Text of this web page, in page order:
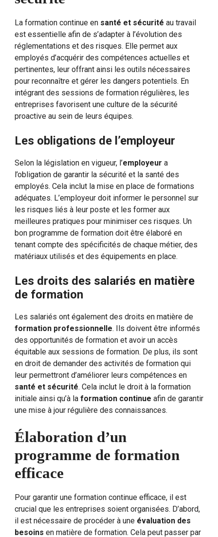
La formation continue en santé et sécurité au travail
est essentielle afin de s’adapter à l’évolution des
réglementations et des risques. Elle permet aux
employés d’acquérir des compétences actuelles et
pertinentes, leur offrant ainsi les outils nécessaires
pour reconnaître et gérer les dangers potentiels. En
intégrant des sessions de formation régulières, les
entreprises favorisent une culture de la sécurité
proactive au sein de leurs équipes.
Les obligations de l’employeur
Selon la législation en vigueur, l’employeur a
l’obligation de garantir la sécurité et la santé des
employés. Cela inclut la mise en place de formations
adéquates. L’employeur doit informer le personnel sur
les risques liés à leur poste et les former aux
meilleures pratiques pour minimiser ces risques. Un
bon programme de formation doit être élaboré en
tenant compte des spécificités de chaque métier, des
matériaux utilisés et des équipements en place.
Les droits des salariés en matière
de formation
Les salariés ont également des droits en matière de
formation professionnelle. Ils doivent être informés
des opportunités de formation et avoir un accès
équitable aux sessions de formation. De plus, ils sont
en droit de demander des activités de formation qui
leur permettront d’améliorer leurs compétences en
santé et sécurité. Cela inclut le droit à la formation
initiale ainsi qu’à la formation continue afin de garantir
une mise à jour régulière des connaissances.
Élaboration d’un
programme de formation
efficace
Pour garantir une formation continue efficace, il est
crucial que les entreprises soient organisées. D’abord,
il est nécessaire de procéder à une évaluation des
besoins en matière de formation. Cela peut passer par